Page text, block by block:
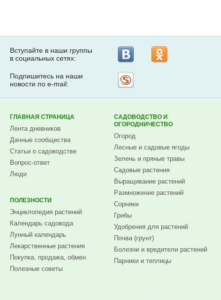
Вступайте в наши группы
в социальных сетях:
Подпишитесь на наши
новости по e-mail:
ГЛАВНАЯ СТРАНИЦА
Лента дневников
Дачные сообщества
Статьи о садоводстве
Вопрос-ответ
Люди
ПОЛЕЗНОСТИ
Энциклопедия растений
Календарь садовода
Лунный календарь
Лекарственные растения
Покупка, продажа, обмен
Полезные советы
САДОВОДСТВО И
ОГОРОДНИЧЕСТВО
Огород
Лесные и садовые ягоды
Зелень и пряные травы
Садовые растения
Выращивание растений
Размножение растений
Сорняки
Грибы
Удобрения для растений
Почва (грунт)
Болезни и вредители растений
Парники и теплицы